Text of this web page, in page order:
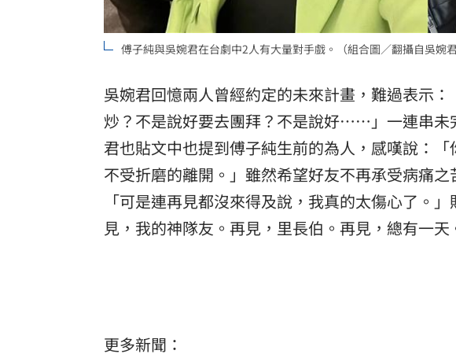
傅子純與吳婉君在台劇中2人有大量對手戲。（組合圖／翻攝自吳婉君
吳婉君回憶兩人曾經約定的未來計畫，難過表示
炒？不是說好要去團拜？不是說好……」一連串未
君也貼文中也提到傅子純生前的為人，感嘆說：
不受折磨的離開。」雖然希望好友不再承受病痛
「可是連再見都沒來得及說，我真的太傷心了。
見，我的神隊友。再見，里長伯。再見，總有一天
更多新聞：